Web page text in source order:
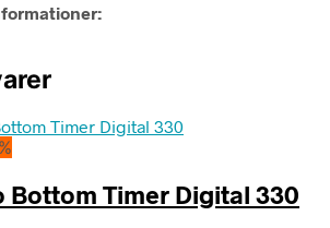
Bottom Timer Digital 330